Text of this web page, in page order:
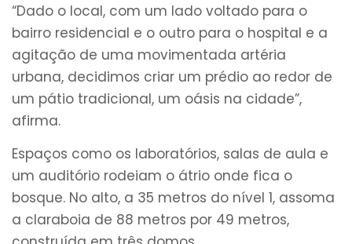
“Dado o local, com um lado voltado para o
bairro residencial e o outro para o hospital e a
agitação de uma movimentada artéria
urbana, decidimos criar um prédio ao redor de
um pátio tradicional, um oásis na cidade”,
afirma.
Espaços como os laboratórios, salas de aula e
um auditório rodeiam o átrio onde fica o
bosque. No alto, a 35 metros do nível 1, assoma
a claraboia de 88 metros por 49 metros,